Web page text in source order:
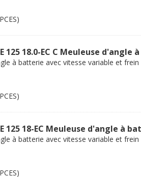
125 18.0-EC C Meuleuse d'angle
à batterie avec vitesse variable et frein
125 18-EC Meuleuse d'angle à
à batterie avec vitesse variable et frein